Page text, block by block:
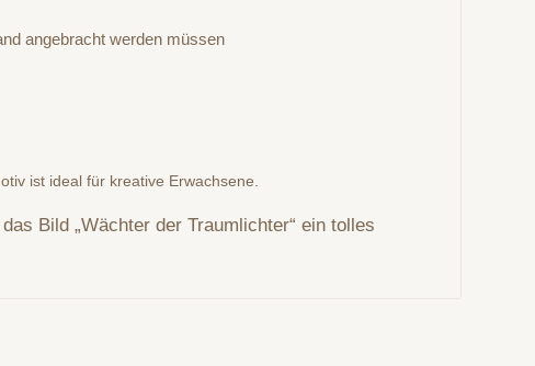
angebracht werden müssen
ist ideal für kreative Erwachsene.
Bild „Wächter der Traumlichter“ ein tolles